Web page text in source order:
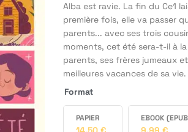
Alba est ravie. La fin du Ce1
première fois, elle va passer
parents... avec ses trois
moments, cet été sera-t-il à
parents, ses frères jumeaux
meilleures vacances de sa
Format
PAPIER EBOOK